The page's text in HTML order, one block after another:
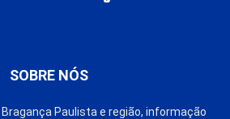
SOBRE NÓS
Paulista e região, informação